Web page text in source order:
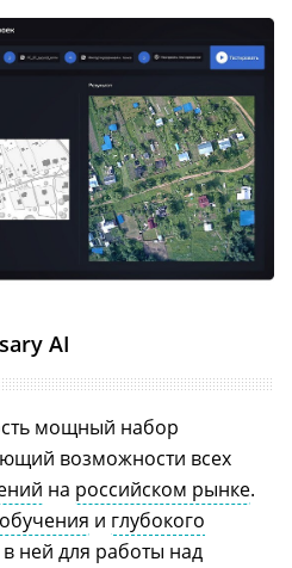
AI
мощный набор
возможности всех
на российском рынке.
и глубокого
ней для работы над